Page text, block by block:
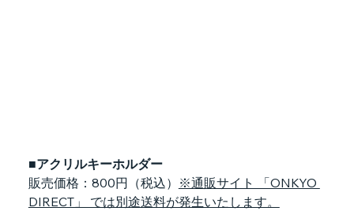
■アクリルキーホルダー
販売価格：800円（税込） ※通販サイト 「ONKYO
DIRECT」 では別途送料が発生いたします。